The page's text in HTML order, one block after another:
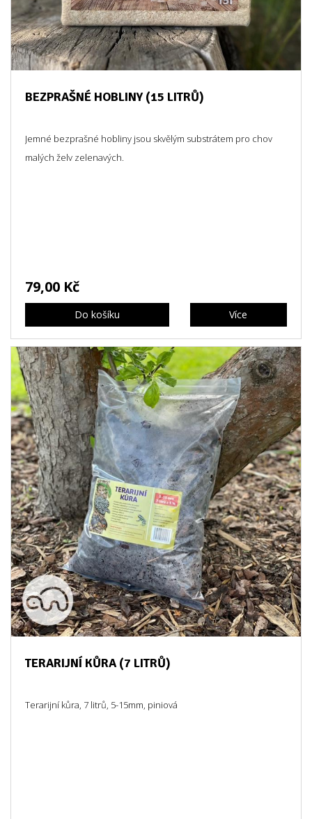
BEZPRAŠNÉ HOBLINY (15 LITRŮ)
Jemné bezprašné hobliny jsou skvělým substrátem pro chov
malých želv zelenavých.
79,00 Kč
Do košíku Více
TERARIJNÍ KŮRA (7 LITRŮ)
Terarijní kůra, 7 litrů, 5-15mm, piniová